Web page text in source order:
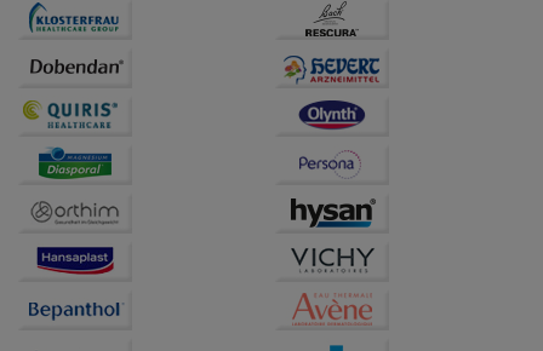
auf unserer Website aber auch die Werbung auf
Drittseiten möglichst relevant für Sie zu gestalten.
Bitte beachten Sie, dass Daten hierfür teilweise an
Dritte wie z.B. Google oder soziale Medien
übertragen werden.